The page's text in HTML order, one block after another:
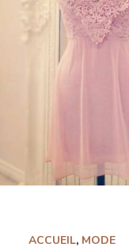
ACCUEIL, MODE